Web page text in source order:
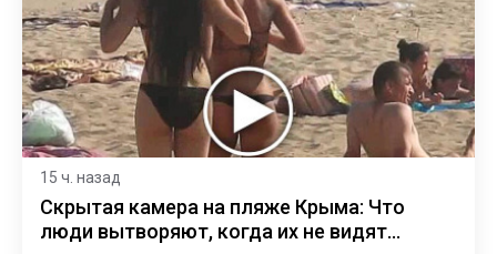
15 ч. назад
Скрытая камера на пляже Крыма: Что
люди вытворяют, когда их не видят...